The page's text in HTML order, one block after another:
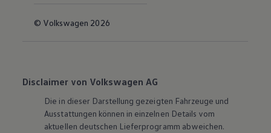
© Volkswagen 2026
Disclaimer von Volkswagen AG
Die in dieser Darstellung gezeigten Fahrzeuge und
Ausstattungen können in einzelnen Details vom
aktuellen deutschen Lieferprogramm abweichen.